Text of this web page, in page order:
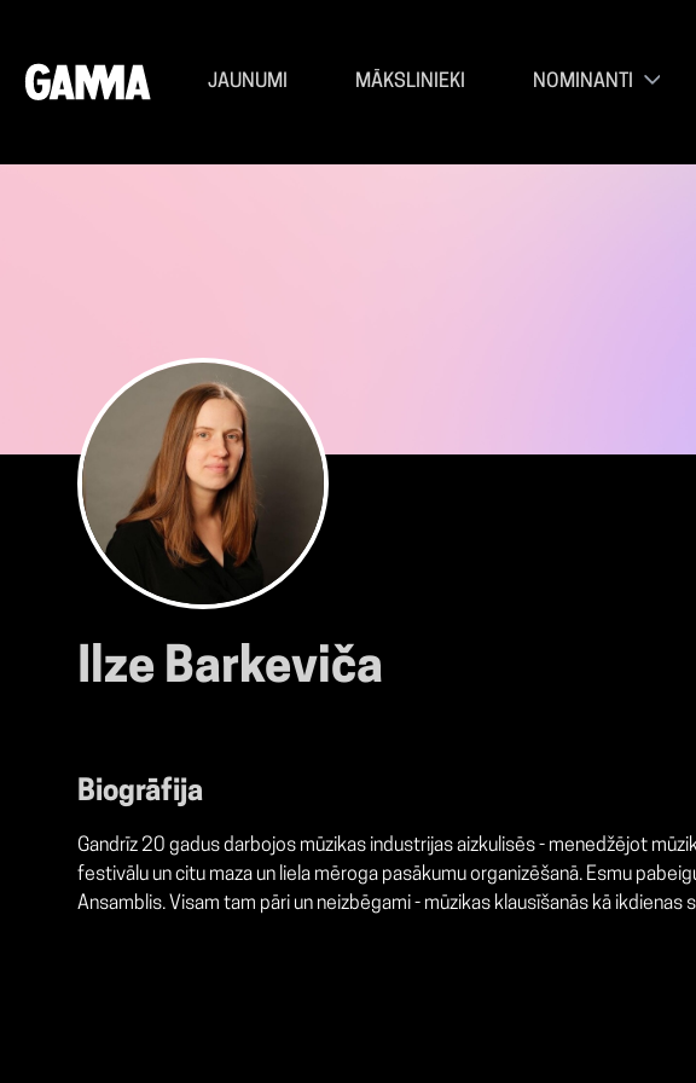
JAUNUMI MĀKSLINIEKI NOMINANTI
Ilze Barkeviča
Biogrāfija
Gandrīz 20 gadus darbojos mūzikas industrijas aizkulisēs - menedžējot
festivālu un citu maza un liela mēroga pasākumu organizēšanā. Esmu
Ansamblis. Visam tam pāri un neizbēgami - mūzikas klausīšanās kā ikdienas